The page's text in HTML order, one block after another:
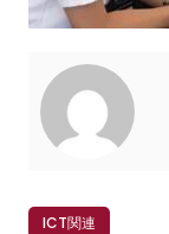
ICT関連